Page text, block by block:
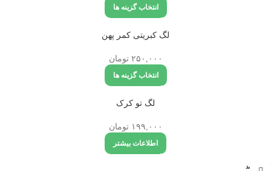
انتخاب گزینه ها
لگ کبریتی کمر پهن
۲۵۰,۰۰۰ تومان
انتخاب گزینه ها
لگ تو کرک
۱۹۹,۰۰۰ تومان
اطلاعات بیشتر
تمام شد